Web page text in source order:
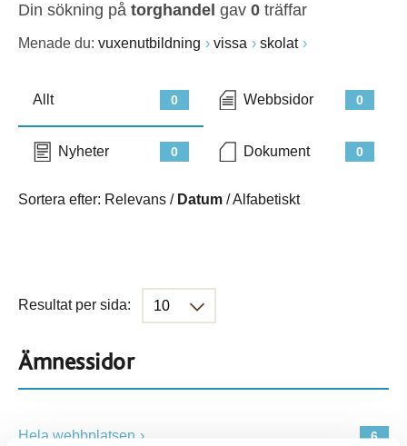
Din sökning på torghandel gav 0 träffar
Menade du: vuxenutbildning vissa skolat
0
Allt 0
Webbsidor
0
Nyheter 0
Dokument
Sortera efter: Relevans / Datum /Alfabetiskt
Resultat per sida:
Ämnessidor
6
Hela webbplatsen